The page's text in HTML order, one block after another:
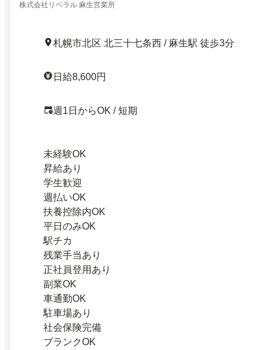
株式会社リベラル 麻生営業所
札幌市北区 北三十七条西 / 麻生駅 徒歩3分
日給8,600円
週1日からOK / 短期
未経験OK
昇給あり
学生歓迎
週払いOK
扶養控除内OK
平日のみOK
駅チカ
残業手当あり
正社員登用あり
副業OK
車通勤OK
駐車場あり
社会保険完備
ブランクOK